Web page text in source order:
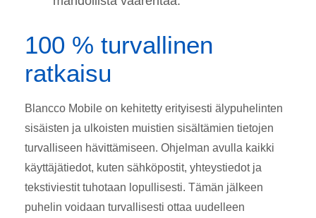
100 % turvallinen
ratkaisu
Blancco Mobile on kehitetty erityisesti älypuhelinten
sisäisten ja ulkoisten muistien sisältämien tietojen
turvalliseen hävittämiseen. Ohjelman avulla kaikki
käyttäjätiedot, kuten sähköpostit, yhteystiedot ja
tekstiviestit tuhotaan lopullisesti. Tämän jälkeen
puhelin voidaan turvallisesti ottaa uudelleen